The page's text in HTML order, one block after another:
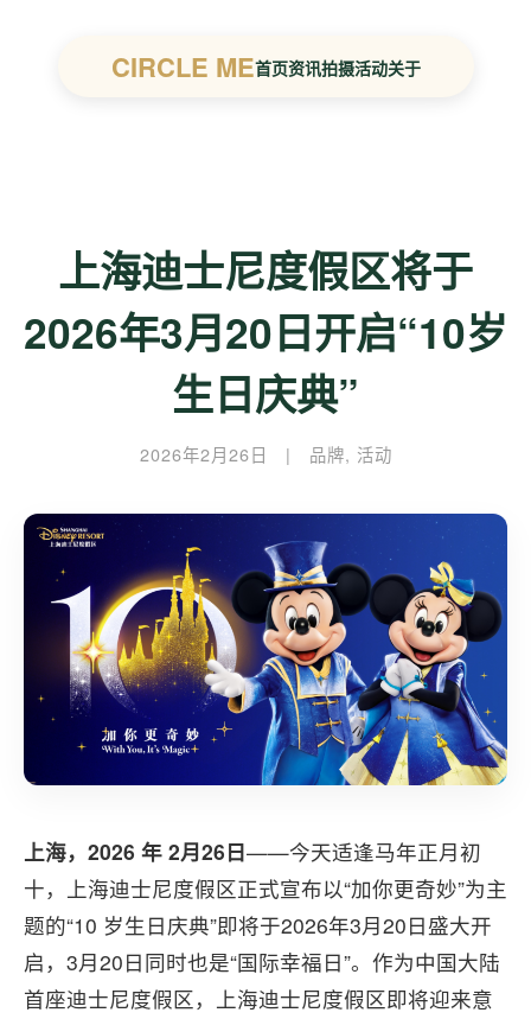
CIRCLE ME首页资讯拍摄活动关于
上海迪士尼度假区将于
2026年3月20日开启“10岁
生日庆典”
2026年2月26日 | 品牌, 活动
上海，2026 年 2月26日——今天适逢马年正月初
十，上海迪士尼度假区正式宣布以“加你更奇妙”为主
题的“10 岁生日庆典”即将于2026年3月20日盛大开
启，3月20日同时也是“国际幸福日”。作为中国大陆
首座迪士尼度假区，上海迪士尼度假区即将迎来意